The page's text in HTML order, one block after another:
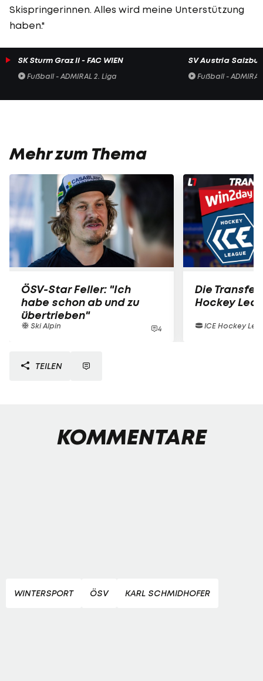
Skispringerinnen. Alles wird meine Unterstützung
haben."
SK Sturm Graz II - FAC WIEN
Fußball - ADMIRAL 2. Liga
SV Austria
Fußball -
Mehr zum Thema
ÖSV-Star Feller: "Ich
habe schon ab und zu
übertrieben"
Ski Alpin 4
Die
Hockey
ICE Hockey
TEILEN
KOMMENTARE
WINTERSPORT ÖSV KARL SCHMIDHOFER